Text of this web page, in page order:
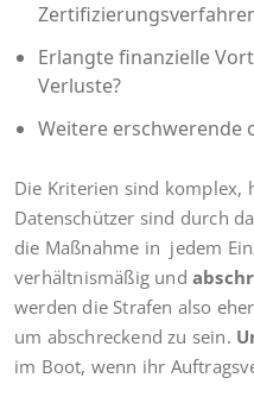
Erlangte finanzielle
Verluste?
Weitere erschwerende
Die Kriterien sind komplex,
Datenschützer sind durch
die Maßnahme in jedem
verhältnismäßig und
werden die Strafen also
um abschreckend zu sein.
im Boot, wenn ihr